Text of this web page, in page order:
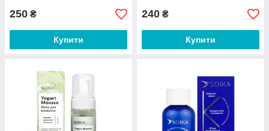
250 ₴
Купити
240 ₴
Купити